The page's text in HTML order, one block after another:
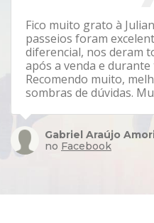
Fico muito grato à
passeios foram
diferencial, nos deram
após a venda e
Recomendo muito,
sombras de dúvidas.
Gabriel Araújo
no Facebook